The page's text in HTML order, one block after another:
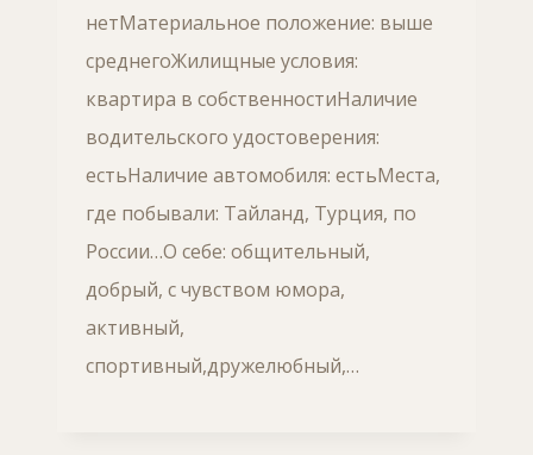
нетМатериальное положение: выше
среднегоЖилищные условия:
квартира в собственностиНаличие
водительского удостоверения:
естьНаличие автомобиля: естьМеста,
где побывали: Тайланд, Турция, по
России…О себе: общительный,
добрый, с чувством юмора,
активный,
спортивный,дружелюбный,…